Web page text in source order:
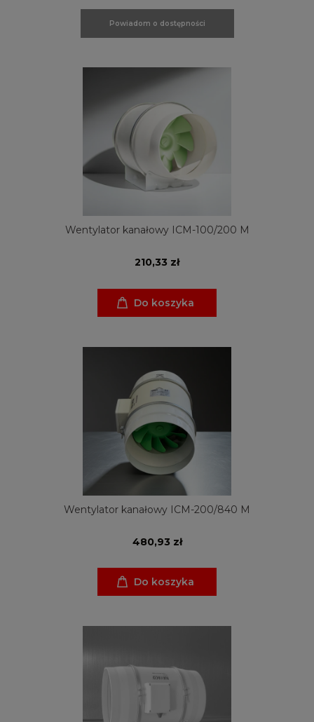
Powiadom o dostępności
Wentylator kanałowy ICM-100/200 M
210,33 zł
Do koszyka
Wentylator kanałowy ICM-200/840 M
480,93 zł
Do koszyka